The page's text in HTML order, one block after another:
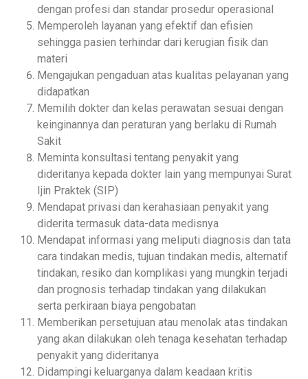
dengan profesi dan standar prosedur operasional
Memperoleh layanan yang efektif dan efisien
sehingga pasien terhindar dari kerugian fisik dan
materi
Mengajukan pengaduan atas kualitas pelayanan yang
didapatkan
Memilih dokter dan kelas perawatan sesuai dengan
keinginannya dan peraturan yang berlaku di Rumah
Sakit
Meminta konsultasi tentang penyakit yang
dideritanya kepada dokter lain yang mempunyai Surat
Ijin Praktek (SIP)
Mendapat privasi dan kerahasiaan penyakit yang
diderita termasuk data-data medisnya
Mendapat informasi yang meliputi diagnosis dan tata
cara tindakan medis, tujuan tindakan medis, alternatif
tindakan, resiko dan komplikasi yang mungkin terjadi
dan prognosis terhadap tindakan yang dilakukan
serta perkiraan biaya pengobatan
Memberikan persetujuan atau menolak atas tindakan
yang akan dilakukan oleh tenaga kesehatan terhadap
penyakit yang dideritanya
Didampingi keluarganya dalam keadaan kritis